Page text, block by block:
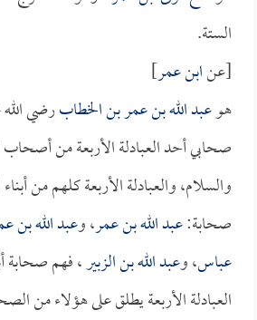
الستة.
[عنابن عمر]
هوعبد الله بن عمر بن الخطابرضي
صحابي أحد العبادلة الأربعة من أصحاب
والسلام، والعبادلة الأربعة كلهم من
صحابة:عبد الله بن عمر، وعبد الله بن
عباس، وعبد الله بن الزبير، فهم صحابة
العبادلة الأربعة يطلق على هؤلاء من